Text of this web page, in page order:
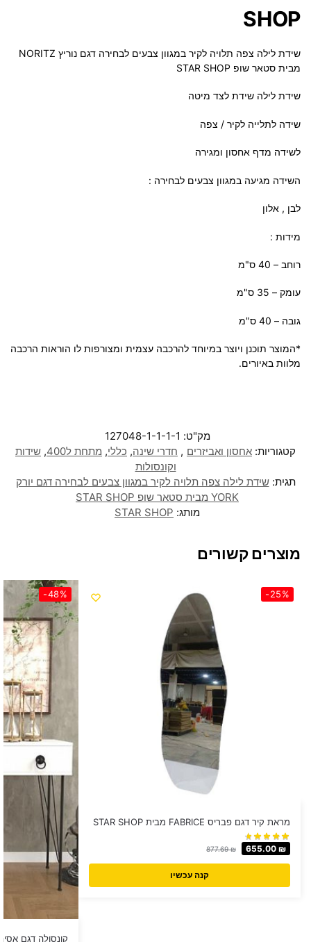
SHOP
שידת לילה צפה תלויה לקיר במגוון צבעים לבחירה דגם נוריץ NORITZ
מבית סטאר שופ STAR SHOP
שידת לילה שידת לצד מיטה
שידה לתלייה לקיר / צפה
לשידה מדף אחסון ומגירה
השידה מגיעה במגוון צבעים לבחירה :
לבן , אלון
מידות :
רוחב – 40 ס"מ
עומק – 35 ס"מ
גובה – 40 ס"מ
*המוצר תוכנן ויוצר במיוחד להרכבה עצמית ומצורפות לו הוראות הרכבה
מלוות באיורים.
מק"ט: 127048-1-1-1-1
קטגוריות: אחסון ואביזרים , חדרי שינה, כללי, מתחת ל400 , שידות
וקונסולות
תגית:שידת לילה צפה תלויה לקיר במגוון צבעים לבחירה דגם יורק
YORK מבית סטאר שופ STAR SHOP
מותג: STAR SHOP
מוצרים קשורים
-25%
מראת קיר דגם פבריס FABRICE מבית STAR SHOP
877.69₪ 655.00 ₪
קנה עכשיו
-48%